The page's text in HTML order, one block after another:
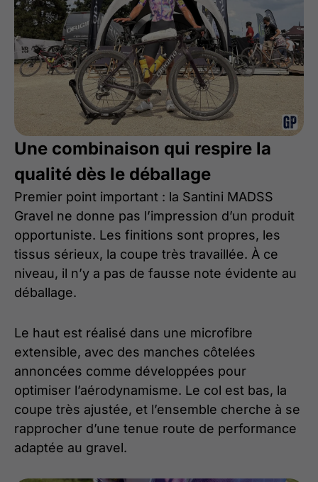
Une combinaison qui respire la
qualité dès le déballage
Premier point important : la Santini MADSS
Gravel ne donne pas l’impression d’un produit
opportuniste. Les finitions sont propres, les
tissus sérieux, la coupe très travaillée. À ce
niveau, il n’y a pas de fausse note évidente au
déballage.
Le haut est réalisé dans une microfibre
extensible, avec des manches côtelées
annoncées comme développées pour
optimiser l’aérodynamisme. Le col est bas, la
coupe très ajustée, et l’ensemble cherche à se
rapprocher d’une tenue route de performance
adaptée au gravel.